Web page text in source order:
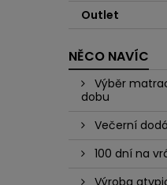
Outlet
NĚCO NAVÍC
Výběr
dobu
Večerní
100 dní na
Výroba